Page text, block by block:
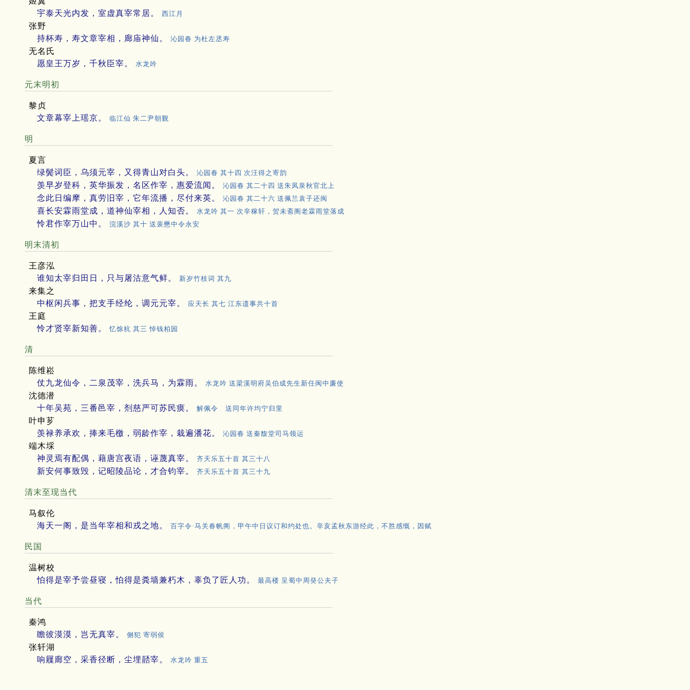
宇泰天光内发，室虚真宰常居。
西江月
张野
持杯寿，寿文章宰相，廊庙神仙。
沁园春 为杜左丞寿
无名氏
愿皇王万岁，千秋臣宰。
水龙吟
元末明初
黎贞
文章幕宰上瑶京。
临江仙 朱二尹朝觐
明
夏言
绿鬓词臣，乌须元宰，又得青山对白头。
沁园春 其十四 次汪得之寄韵
羡早岁登科，英华振发，名区作宰，惠爱流闻。 沁园春 其二十四 送朱凤泉秋官北上
念此日编摩，真劳旧宰，它年流播，尽付来英。 沁园春 其二十六 送佩兰袁子还闽
喜长安霖雨堂成，道神仙宰相，人知否。 水龙吟 其一 次辛稼轩，贺未斋阁老霖雨堂落成
怜君作宰万山中。 浣溪沙 其十 送裴懋中令永安
明末清初
王彦泓
谁知太宰归田日，只与屠沽意气鲜。
新岁竹枝词 其九
来集之
中枢闲兵事，把支手经纶，调元元宰。
应天长 其七 江东遗事共十首
王庭
怜才贤宰新知善。
忆馀杭 其三 悼钱柏园
清
陈维崧
仗九龙仙令，二泉茂宰，洗兵马，为霖雨。
水龙吟 送梁溪明府吴伯成先生新任闽中廉使
沈德潜
十年吴苑，三番邑宰，剂慈严可苏民瘼。
解佩令 送同年许均宁归里
叶申芗
羡禄养承欢，捧来毛檄，弱龄作宰，栽遍潘花。
沁园春 送秦馥堂司马领运
端木埰
神灵焉有配偶，藉唐宫夜语，诬蔑真宰。
齐天乐五十首 其三十八
新安何事致毁，记昭陵品论，才合钧宰。 齐天乐五十首 其三十九
清末至现当代
马叙伦
海天一阁，是当年宰相和戎之地。
百字令·马关春帆阁，甲午中日议订和约处也。辛亥孟秋东游经此，不胜感慨，因赋
民国
温树校
怕得是宰予尝昼寝，怕得是粪墙兼朽木，辜负了匠人功。
最高楼 呈蜀中周癸公夫子
当代
秦鸿
瞻彼漠漠，岂无真宰。
侧犯 寄弱侯
张轩湖
响屧廊空，采香径断，尘埋嚭宰。
水龙吟 重五